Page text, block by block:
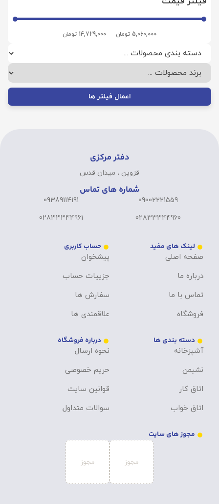
5,060,000 تومان —
14,729,000 تومان
اعمال فیلتر ها
دفتر مرکزی
قزوین ، میدان قدس
شماره های تماس
09002221559
02833344960
09389114191
02833344961
لینک های مفید
صفحه اصلی
درباره ما
تماس با ما
فروشگاه
حساب کاربری
پیشخوان
جزییات حساب
سفارش ها
علاقمندی ها
دسته بندی ها
آشپزخانه
نشیمن
اتاق کار
اتاق خواب
درباره فروشگاه
نحوه ارسال
حریم خصوصی
قوانین سایت
سوالات متداول
مجوز های سایت